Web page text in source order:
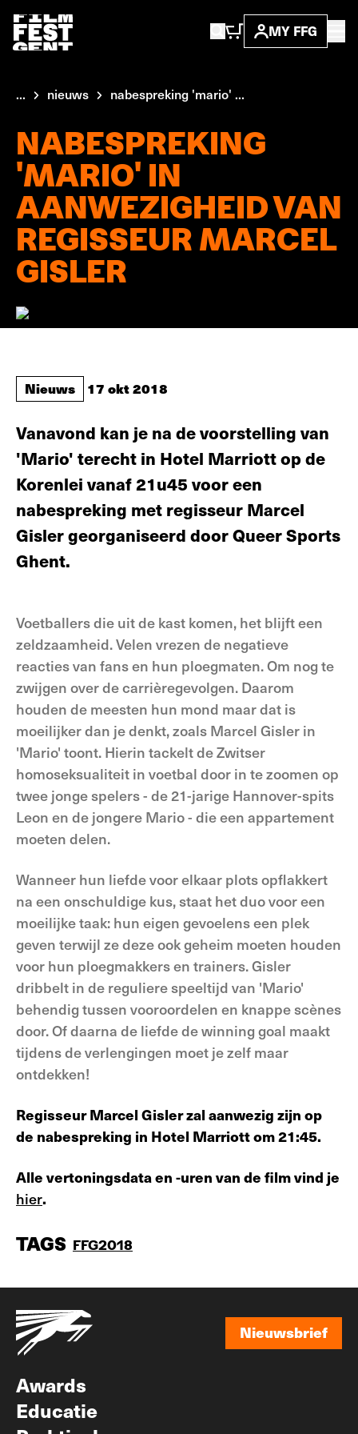
MY FFG
... nieuws nabespreking 'mario' ...
NABESPREKING
'MARIO' IN
AANWEZIGHEID VAN
REGISSEUR MARCEL
GISLER
Nieuws 17 okt 2018
Vanavond kan je na de voorstelling van
'Mario' terecht in Hotel Marriott op de
Korenlei vanaf 21u45 voor een
nabespreking met regisseur Marcel
Gisler georganiseerd door Queer Sports
Ghent.
Voetballers die uit de kast komen, het blijft een
zeldzaamheid. Velen vrezen de negatieve
reacties van fans en hun ploegmaten. Om nog te
zwijgen over de carrièregevolgen. Daarom
houden de meesten hun mond maar dat is
moeilijker dan je denkt, zoals Marcel Gisler in
'Mario' toont. Hierin tackelt de Zwitser
homoseksualiteit in voetbal door in te zoomen op
twee jonge spelers - de 21-jarige Hannover-spits
Leon en de jongere Mario - die een appartement
moeten delen.
Wanneer hun liefde voor elkaar plots opflakkert
na een onschuldige kus, staat het duo voor een
moeilijke taak: hun eigen gevoelens een plek
geven terwijl ze deze ook geheim moeten houden
voor hun ploegmakkers en trainers. Gisler
dribbelt in de reguliere speeltijd van 'Mario'
behendig tussen vooroordelen en knappe scènes
door. Of daarna de liefde de winning goal maakt
tijdens de verlengingen moet je zelf maar
ontdekken!
Regisseur Marcel Gisler zal aanwezig zijn op
de nabespreking in Hotel Marriott om 21:45.
Alle vertoningsdata en -uren van de film vind je
hier.
TAGS FFG2018
Nieuwsbrief
Awards
Educatie